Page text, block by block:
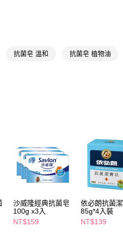
便利好安心！
／ATM／網路銀行／等多元方式進行付
※ 請注意：結帳手續完成當下不需立刻
絡購買商品的店家。未經商家同意取消
先享後付繳納相關費用。
※ 交易是否成功請以「AFTEE先享後
是否繳費成功／繳費後需取消欲退款等
付客戶支援中心」https://
【注意事項】
１．透過由恩沛科技股份有限公司提供
每筆NT$65，滿NT$390(含以上)免
萊爾富取貨付款
每筆NT$65，滿NT$490(含以上)免
每筆NT$65，滿NT$490(含以上)免
7-11取貨付款
抗菌皂 溫和 抗菌皂 植物油
沙威隆經典抗菌皂
100g x3入
NT$159
依必朗抗菌
85g*4入裝
NT$139